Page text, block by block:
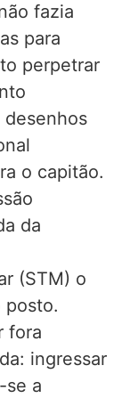
fazia
para
perpetrar
o capitão.
da
(STM) o
posto.
fora
ingressar
se a